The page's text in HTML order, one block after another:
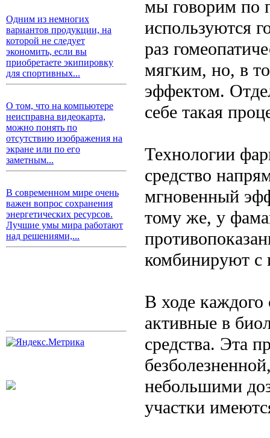
Одним из немногих
вариантов продукции, на
которой не следует
экономить, если вы
приобретаете экипировку
для спортивных...
О том, что на компьютере
неисправна видеокарта,
можно понять по
отсутствию изображения на
экране или по его
заметным...
В современном мире очень
важен вопрос сохранения
энергетических ресурсов.
Лучшие умы мира работают
над решениями,...
мы говорим по
используются
раз
мягким, но, в
эффектом.
себе такая
Технологии
средство
мгновенный
тому же, у
комбинируют с
В ходе каждого
активные в
средства. Эта
небольшими
участки